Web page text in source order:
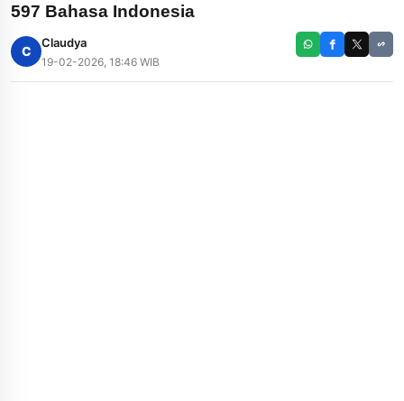
597 Bahasa Indonesia
C
Claudya
19-02-2026, 18:46 WIB